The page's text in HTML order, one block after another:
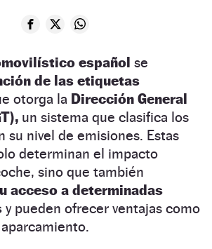
español se
de las etiquetas
otorga la Dirección General
un sistema que clasifica los
su nivel de emisiones. Estas
determinan el impacto
sino que también
acceso a determinadas
y pueden ofrecer ventajas como